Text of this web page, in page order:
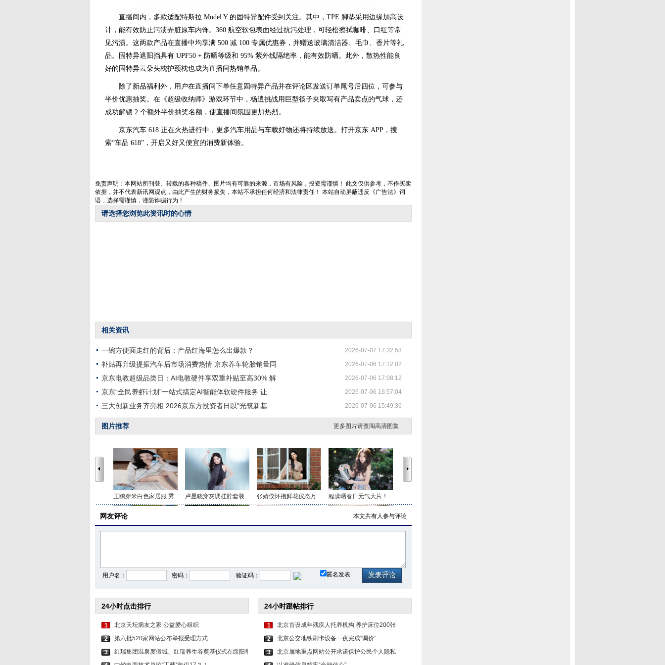
直播间内，多款适配特斯拉 Model Y 的固特异配件受到关注。其中，TPE 脚垫采用边缘加高设
计，能有效防止污渍弄脏原车内饰。360 航空软包表面经过抗污处理，可轻松擦拭咖啡、口红等常
见污渍。这两款产品在直播中均享满 500 减 100 专属优惠券，并赠送玻璃清洁器、毛巾、香片等礼
品。固特异遮阳挡具有 UPF50 + 防晒等级和 95% 紫外线隔绝率，能有效防晒。此外，散热性能良
好的固特异云朵头枕护颈枕也成为直播间热销单品。
除了新品福利外，用户在直播间下单任意固特异产品并在评论区发送订单尾号后四位，可参与
半价优惠抽奖。在《超级收纳师》游戏环节中，杨逍挑战用巨型筷子夹取写有产品卖点的气球，还
成功解锁 2 个额外半价抽奖名额，使直播间氛围更加热烈。
京东汽车 618 正在火热进行中，更多汽车用品与车载好物还将持续放送。打开京东 APP，搜
索“车品 618”，开启又好又便宜的消费新体验。
免责声明：本网站所刊登、转载的各种稿件、图片均有可靠的来源，市场有风险，投资需谨慎！ 此文仅供参考，不作买卖
依据，并不代表新讯网观点，由此产生的财务损失，本站不承担任何经济和法律责任！ 本站自动屏蔽违反《广告法》词
语，选择需谨慎，谨防诈骗行为！
请选择您浏览此资讯时的心情
相关资讯
一碗方便面走红的背后：产品红海里怎么出爆款？ 2026-07-07 17:32:53
补贴再升级提振汽车后市场消费热情 京东养车轮胎销量同 2026-07-06 17:12:02
京东电教超级品类日：AI电教硬件享双重补贴至高30% 解 2026-07-06 17:08:12
京东“全民养虾计划”一站式搞定AI智能体软硬件服务 让 2026-07-06 16:57:04
三大创新业务齐亮相 2026京东方投资者日以"光筑新基 2026-07-06 15:49:36
更多图片请查阅高清图集
图片推荐
王鸥穿米白色家居服 秀 卢昱晓穿灰调挂脖套装 张婧仪怀抱鲜花仪态万 程潇晒春日元气大片！
网友评论 本文共有人参与评论
用户名： 密码： 验证码： 匿名发表
24小时点击排行
1
北京天坛病友之家 公益爱心组织
2
第六批520家网站公布举报受理方式
3
红瑞集团温泉度假城、红瑞养生谷奠基仪式在绥阳举
24小时跟帖排行
1
北京首设成年残疾人托养机构 养护床位200张
2
北京公交地铁刷卡设备一夜完成“调价”
3
北京属地重点网站公开承诺保护公民个人隐私